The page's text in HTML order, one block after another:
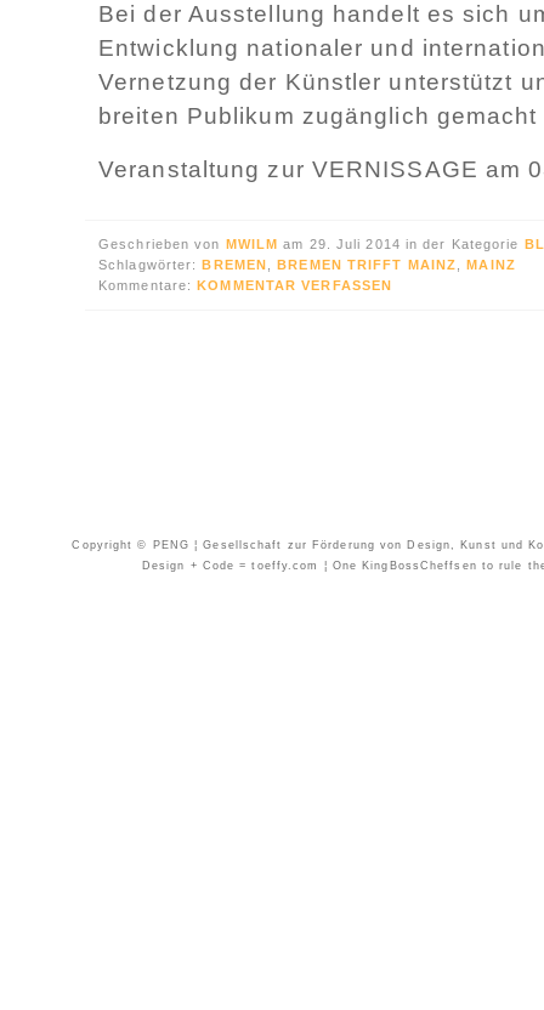
Bei der Ausstellung handelt es sich
Entwicklung nationaler und
Vernetzung der Künstler unterstützt
breiten Publikum zugänglich
Veranstaltung zur VERNISSAGE am
Geschrieben von MWILMam 29. Juli 2014 in der Kategorie
Schlagwörter:BREMEN ,BREMEN TRIFFT MAINZ ,MAINZ
Kommentare:KOMMENTAR VERFASSEN
Copyright © PENG ¦ Gesellschaft zur Förderung von Design, Kunst und
Design + Code = toeffy.com ¦ One KingBossCheffsen to rule